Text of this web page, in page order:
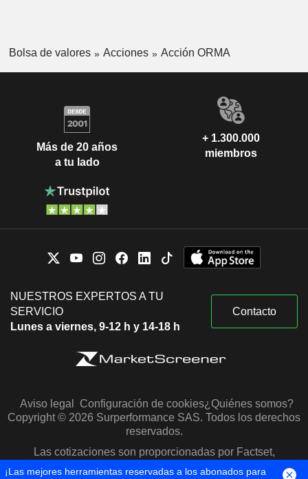
Bolsa de valores Acciones Acción ORMA
Más de 20 años
a tu lado
+ 1.300.000
miembros
NUESTROS EXPERTOS A TU
SERVICIO
Lunes a viernes, 9-12 h y 14-18 h
Contacto
Aviso legal Configuración de cookies¿Quiénes somos?
Copyright © 2026 Surperformance SAS. Todos los derechos
reservados.
Las cotizaciones son proporcionadas por Factset,
Morningstar y S&P Capital IQ
¡Las mejores herramientas reservadas a los abonados para